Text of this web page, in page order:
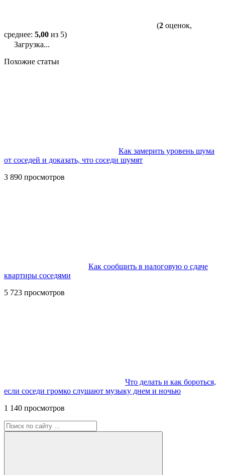
(2 оценок,
среднее: 5,00 из 5)
Загрузка...
Похожие статьи
Как замерить уровень шума
от соседей и доказать, что соседи шумят
3 890 просмотров
Как сообщить в налоговую о сдаче
квартиры соседями
5 723 просмотров
Что делать и как бороться,
если соседи громко слушают музыку днем и ночью
1 140 просмотров